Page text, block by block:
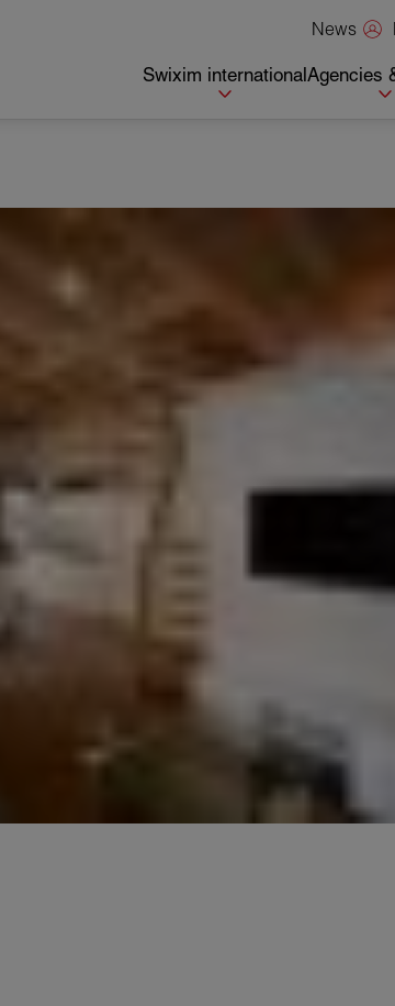
News
Swixim internationalAgencies